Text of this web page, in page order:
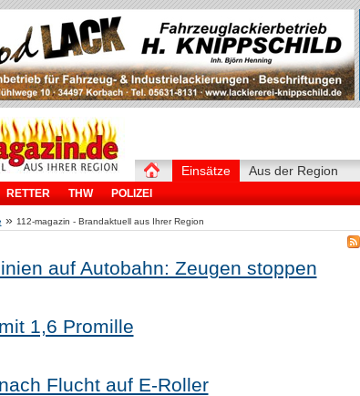
Einsätze
RETTER THW POLIZEI
Aus der Region
» 112-magazin - Brandaktuell aus Ihrer Region
auf Autobahn: Zeugen stoppen
1,6 Promille
Flucht auf E-Roller